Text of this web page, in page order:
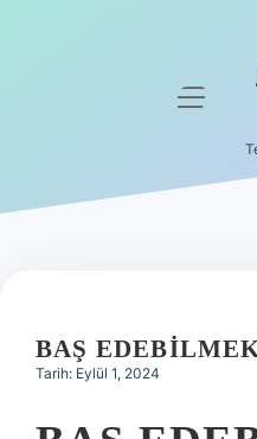
Hakkımızda
menüyü
BAŞ
Tarih: Eylül 1, 2024